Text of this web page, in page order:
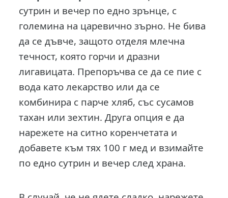
сутрин и вечер по едно зрънце, с
големина на царевично зърно. Не бива
да се дъвче, защото отделя млечна
течност, която горчи и дразни
лигавицата. Препоръчва се да се пие с
вода като лекарство или да се
комбинира с парче хляб, със сусамов
тахан или зехтин. Друга опция е да
нарежете на ситно коренчетата и
добавете към тях 100 г мед и взимайте
по едно сутрин и вечер след храна.